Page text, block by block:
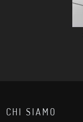
CHI SIAMO